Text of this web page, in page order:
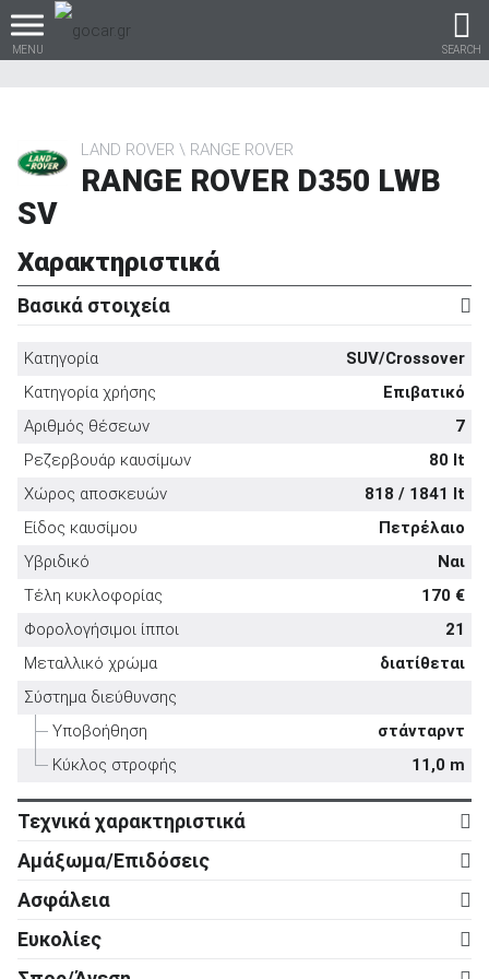
MENU SEARCH
Βρες τα πάντα για το
Καινούρια
Μεταχειρισμένα
ΑΝΑΖΗΤΗΣΗ
Επιχειρήσεις
LAND ROVER RANGE ROVER
RANGE ROVER D350 LWB
SV
Χαρακτηριστικά
Βασικά στοιχεία
Κατηγορία
SUV/Crossover
Κατηγορία χρήσης
Επιβατικό
Αριθμός θέσεων
7
Ρεζερβουάρ καυσίμων
80 lt
Χώρος αποσκευών
818 / 1841 lt
Είδος καυσίμου
Πετρέλαιο
Υβριδικό
Ναι
Τέλη κυκλοφορίας
170 €
Φορολογήσιμοι ίπποι
21
Μεταλλικό χρώμα
διατίθεται
Σύστημα διεύθυνσης
Υποβοήθηση
στάνταρντ
Κύκλος στροφής
11,0 m
Τεχνικά χαρακτηριστικά
Κινητήρας
Κύλινδροι
6
Βαλβίδες
24
Κυβισμός
2.997 cc
Ισχύς
350 ps
Αμάξωμα/Επιδόσεις
Αμάξωμα
Τύπος
5d
Αριθμός θυρών
5
Ασφάλεια
Ενεργητική ασφάλεια
ABS
στάνταρντ
Ευκολίες
Ρυθμιζόμενο τιμόνι σε ύψος